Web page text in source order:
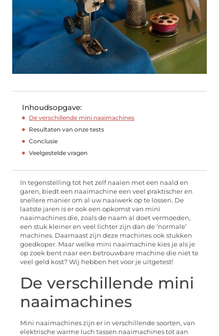
Inhoudsopgave:
De verschillende mini naaimachines
Resultaten van onze tests
Conclusie
Veelgestelde vragen
In tegenstelling tot het zelf naaien met een naald en
garen, biedt een naaimachine een veel praktischer en
snellere manier om al uw naaiwerk op te lossen. De
laatste jaren is er ook een opkomst van mini
naaimachines die, zoals de naam al doet vermoeden,
een stuk kleiner en veel lichter zijn dan de ‘normale’
machines. Daarnaast zijn deze machines ook stukken
goedkoper. Maar welke mini naaimachine kies je als je
op zoek bent naar een betrouwbare machine die niet te
veel geld kost? Wij hebben het voor je uitgetest!
De verschillende mini
naaimachines
Mini naaimachines zijn er in verschillende soorten, van
elektrische warme luch tassen naaimachines tot aan